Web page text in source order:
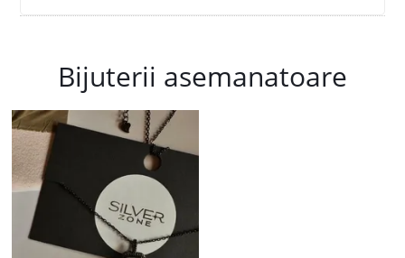
Bijuterii asemanatoare